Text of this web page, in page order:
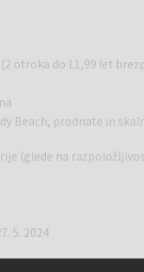
otroka do 11,99 let
Beach, prodnate in
(glede na
5. 2024